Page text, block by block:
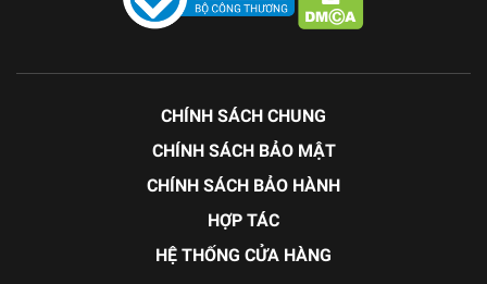
CHÍNH SÁCH CHUNG
CHÍNH SÁCH BẢO MẬT
CHÍNH SÁCH BẢO HÀNH
HỢP TÁC
HỆ THỐNG CỬA HÀNG